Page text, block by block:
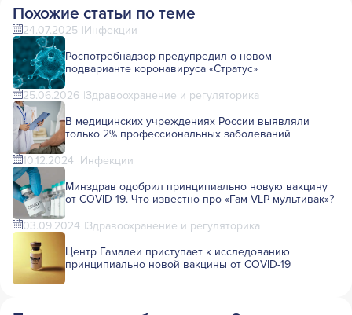
Похожие статьи по теме
24.07.2025 Инфекции
Роспотребнадзор предупредил о новом
подварианте коронавируса «Стратус»
25.06.2026 Здравоохранение и регуляторика
В медицинских учреждениях России выявляли
только 2% профессиональных заболеваний
10.12.2024 Инфекции
Минздрав одобрил принципиально новую вакцину
от COVID-19. Что известно про «Гам-VLP-мультивак»?
03.09.2024 Здравоохранение и регуляторика
Центр Гамалеи приступает к исследованию
принципиально новой вакцины от COVID-19